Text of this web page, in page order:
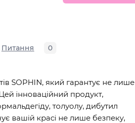
Питання 0
SOPHIN, який гарантує не лише
інноваційний продукт,
толуолу, дибутил
вашій красі не лише безпеку,